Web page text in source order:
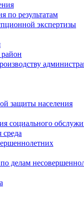
по результатам
экспертизы
защиты населения
социального
среда
делам